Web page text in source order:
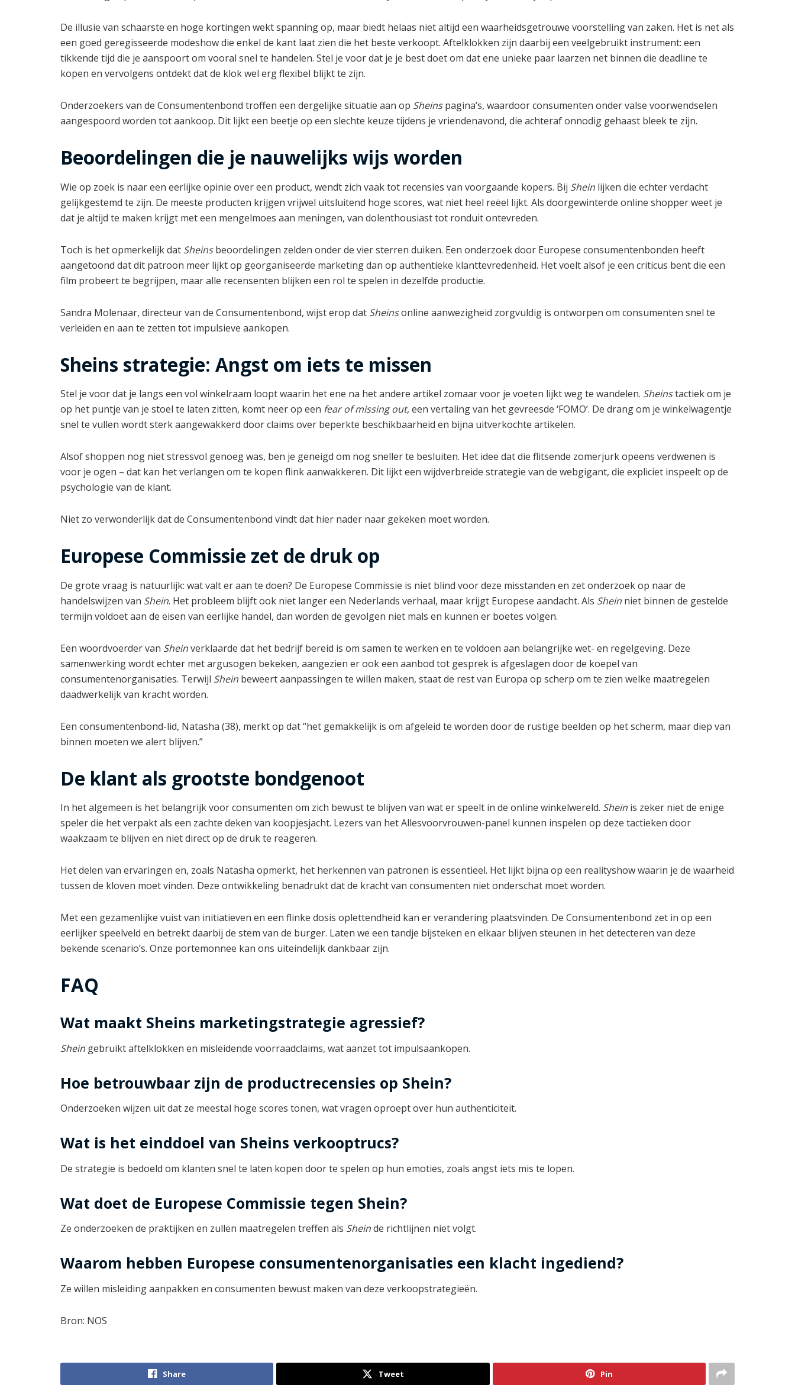
De illusie van schaarste en hoge kortingen wekt spanning op, maar biedt helaas niet altijd een waarheidsgetrouwe voorstelling van zaken. Het is net als
een goed geregisseerde modeshow die enkel de kant laat zien die het beste verkoopt. Aftelklokken zijn daarbij een veelgebruikt instrument: een
tikkende tijd die je aanspoort om vooral snel te handelen. Stel je voor dat je je best doet om dat ene unieke paar laarzen net binnen die deadline te
kopen en vervolgens ontdekt dat de klok wel erg flexibel blijkt te zijn.
Onderzoekers van de Consumentenbond troffen een dergelijke situatie aan op Sheinspagina’s, waardoor consumenten onder valse voorwendselen
aangespoord worden tot aankoop. Dit lijkt een beetje op een slechte keuze tijdens je vriendenavond, die achteraf onnodig gehaast bleek te zijn.
Beoordelingen die je nauwelijks wijs worden
Wie op zoek is naar een eerlijke opinie over een product, wendt zich vaak tot recensies van voorgaande kopers. Bij Shein lijken die echter verdacht
gelijkgestemd te zijn. De meeste producten krijgen vrijwel uitsluitend hoge scores, wat niet heel reëel lijkt. Als doorgewinterde online shopper weet je
dat je altijd te maken krijgt met een mengelmoes aan meningen, van dolenthousiast tot ronduit ontevreden.
Toch is het opmerkelijk dat Sheinsbeoordelingen zelden onder de vier sterren duiken. Een onderzoek door Europese consumentenbonden heeft
aangetoond dat dit patroon meer lijkt op georganiseerde marketing dan op authentieke klanttevredenheid. Het voelt alsof je een criticus bent die een
film probeert te begrijpen, maar alle recensenten blijken een rol te spelen in dezelfde productie.
Sandra Molenaar, directeur van de Consumentenbond, wijst erop dat Sheinsonline aanwezigheid zorgvuldig is ontworpen om consumenten snel te
verleiden en aan te zetten tot impulsieve aankopen.
Sheins strategie: Angst om iets te missen
Stel je voor dat je langs een vol winkelraam loopt waarin het ene na het andere artikel zomaar voor je voeten lijkt weg te wandelen. Sheinstactiek om je
op het puntje van je stoel te laten zitten, komt neer op een fear of missing out, een vertaling van het gevreesde ‘FOMO’. De drang om je winkelwagentje
snel te vullen wordt sterk aangewakkerd door claims over beperkte beschikbaarheid en bijna uitverkochte artikelen.
Alsof shoppen nog niet stressvol genoeg was, ben je geneigd om nog sneller te besluiten. Het idee dat die flitsende zomerjurk opeens verdwenen is
voor je ogen – dat kan het verlangen om te kopen flink aanwakkeren. Dit lijkt een wijdverbreide strategie van de webgigant, die expliciet inspeelt op de
psychologie van de klant.
Niet zo verwonderlijk dat de Consumentenbond vindt dat hier nader naar gekeken moet worden.
Europese Commissie zet de druk op
De grote vraag is natuurlijk: wat valt er aan te doen? De Europese Commissie is niet blind voor deze misstanden en zet onderzoek op naar de
handelswijzen van Shein. Het probleem blijft ook niet langer een Nederlands verhaal, maar krijgt Europese aandacht. Als Shein niet binnen de gestelde
termijn voldoet aan de eisen van eerlijke handel, dan worden de gevolgen niet mals en kunnen er boetes volgen.
Een woordvoerder van Sheinverklaarde dat het bedrijf bereid is om samen te werken en te voldoen aan belangrijke wet- en regelgeving. Deze
samenwerking wordt echter met argusogen bekeken, aangezien er ook een aanbod tot gesprek is afgeslagen door de koepel van
consumentenorganisaties. Terwijl Shein beweert aanpassingen te willen maken, staat de rest van Europa op scherp om te zien welke maatregelen
daadwerkelijk van kracht worden.
Een consumentenbond-lid, Natasha (38), merkt op dat “het gemakkelijk is om afgeleid te worden door de rustige beelden op het scherm, maar diep van
binnen moeten we alert blijven.”
De klant als grootste bondgenoot
In het algemeen is het belangrijk voor consumenten om zich bewust te blijven van wat er speelt in de online winkelwereld. Shein is zeker niet de enige
speler die het verpakt als een zachte deken van koopjesjacht. Lezers van het Allesvoorvrouwen-panel kunnen inspelen op deze tactieken door
waakzaam te blijven en niet direct op de druk te reageren.
Het delen van ervaringen en, zoals Natasha opmerkt, het herkennen van patronen is essentieel. Het lijkt bijna op een realityshow waarin je de waarheid
tussen de kloven moet vinden. Deze ontwikkeling benadrukt dat de kracht van consumenten niet onderschat moet worden.
Met een gezamenlijke vuist van initiatieven en een flinke dosis oplettendheid kan er verandering plaatsvinden. De Consumentenbond zet in op een
eerlijker speelveld en betrekt daarbij de stem van de burger. Laten we een tandje bijsteken en elkaar blijven steunen in het detecteren van deze
bekende scenario’s. Onze portemonnee kan ons uiteindelijk dankbaar zijn.
FAQ
Wat maakt Sheins marketingstrategie agressief?
Shein gebruikt aftelklokken en misleidende voorraadclaims, wat aanzet tot impulsaankopen.
Hoe betrouwbaar zijn de productrecensies op Shein?
Onderzoeken wijzen uit dat ze meestal hoge scores tonen, wat vragen oproept over hun authenticiteit.
Wat is het einddoel van Sheins verkooptrucs?
De strategie is bedoeld om klanten snel te laten kopen door te spelen op hun emoties, zoals angst iets mis te lopen.
Wat doet de Europese Commissie tegen Shein?
Ze onderzoeken de praktijken en zullen maatregelen treffen als Sheinde richtlijnen niet volgt.
Waarom hebben Europese consumentenorganisaties een klacht ingediend?
Ze willen misleiding aanpakken en consumenten bewust maken van deze verkoopstrategieën.
Bron: NOS
Share Tweet Pin